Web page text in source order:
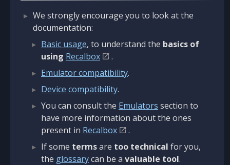
We strongly encourage you to look at the
documentation:
Basic usage, to understand the basics of
using Recalbox
.
Emulator compatibility.
Device compatibility.
You can consult the Emulators section to
have more information about the ones
present in Recalbox
.
If some termsare too technical for you,
the glossarycan be a valuable tool.